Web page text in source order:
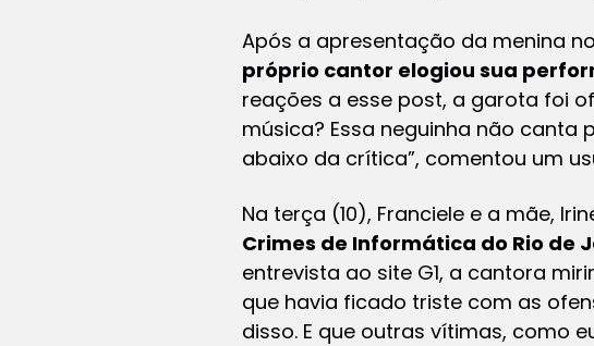
Após a apresentação da menina
próprio cantor elogiou sua
reações a esse post, a garota foi
música? Essa neguinha não canta
abaixo da crítica”, comentou um
Na terça (10), Franciele e a mãe,
Crimes de Informática do Rio
entrevista ao site G1, a cantora
que havia ficado triste com as
disso. E que outras vítimas, como